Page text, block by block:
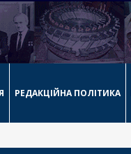
РЕДАКЦІЙНА ПОЛІТИКА